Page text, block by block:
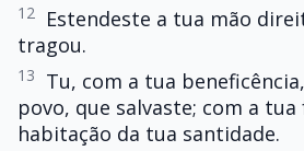
12
Estendeste a tua mão
tragou.
13
Tu, com a tua
povo, que salvaste; com a
habitação da tua santidade.